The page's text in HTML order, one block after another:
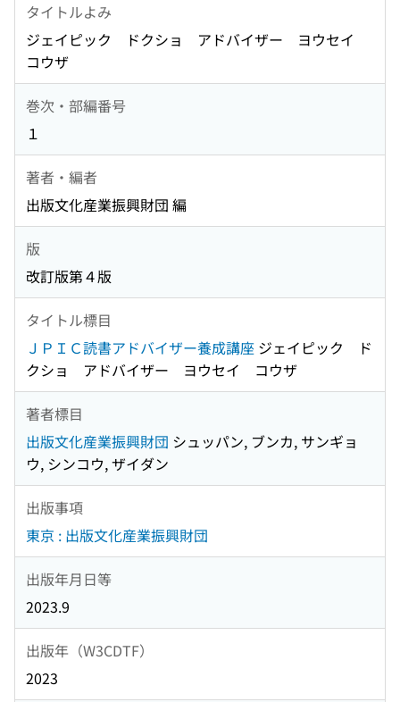
タイトルよみ
ジェイピック ドクショ アドバイザー ヨウセイ
コウザ
巻次・部編番号
１
著者・編者
出版文化産業振興財団 編
版
改訂版第４版
タイトル標目
ＪＰＩＣ読書アドバイザー養成講座 ジェイピック ド
クショ アドバイザー ヨウセイ コウザ
著者標目
出版文化産業振興財団 シュッパン, ブンカ, サンギョ
ウ, シンコウ, ザイダン
出版事項
東京 : 出版文化産業振興財団
出版年月日等
2023.9
出版年（W3CDTF）
2023